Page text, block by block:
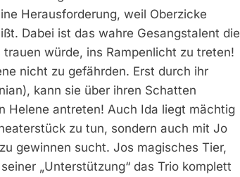
Herausforderung, weil Oberzicke
Dabei ist das wahre Gesangstalent die
würde, ins Rampenlicht zu treten!
nicht zu gefährden. Erst durch ihr
kann sie über ihren Schatten
Helene antreten! Auch Ida liegt mächtig
zu tun, sondern auch mit Jo
gewinnen sucht. Jos magisches Tier,
„Unterstützung“ das Trio komplett